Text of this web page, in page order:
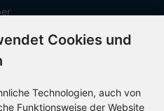
Cookies und
Technologien, auch von
Funktionsweise der Website